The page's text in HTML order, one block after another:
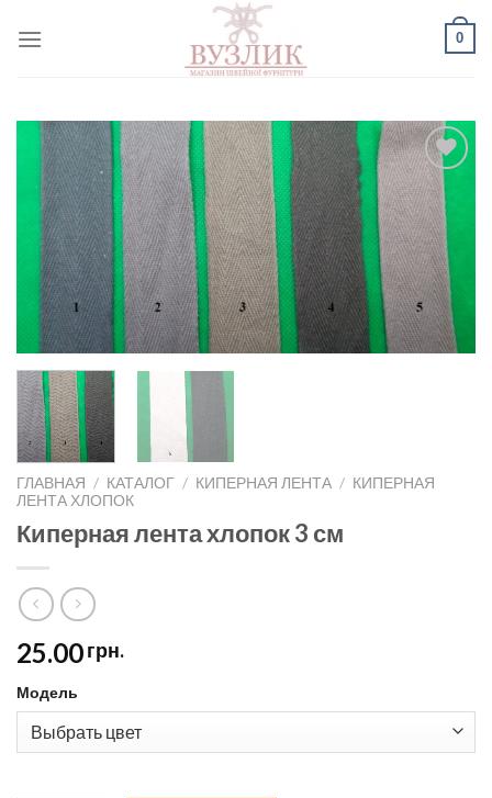
0
Добавить
в список
желаний
ГЛАВНАЯ / КАТАЛОГ / КИПЕРНАЯ ЛЕНТА / КИПЕРНАЯ
ЛЕНТА ХЛОПОК
Киперная лента хлопок 3 см
25.00грн.
Модель